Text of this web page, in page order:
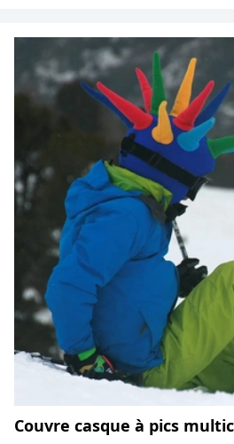
Couvre casque à pics